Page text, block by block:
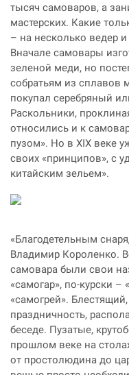
тысяч самоваров, а
мастерских. Какие
– на несколько ведер
Вначале самовары
зеленой меди, но
собратьям из сплавов
покупал серебряный
Раскольники,
относились и к
пузом». Но в XIX веке
своих «принципов», с
китайским зельем».
«Благодетельным
Владимир Короленко.
самовара были свои
«самогар», по-курски –
«самогрей».
праздничность,
беседе. Пузатые,
прошлом веке на
от простолюдина до